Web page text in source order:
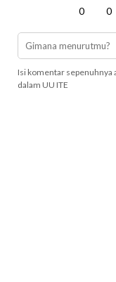
0 0
Isi komentar sepenuhnya
dalam UU ITE